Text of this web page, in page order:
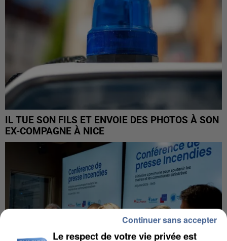
IL TUE SON FILS ET ENVOIE DES PHOTOS À SON
EX-COMPAGNE À NICE
Le respect de votre vie privée est
Continuer sans accepter